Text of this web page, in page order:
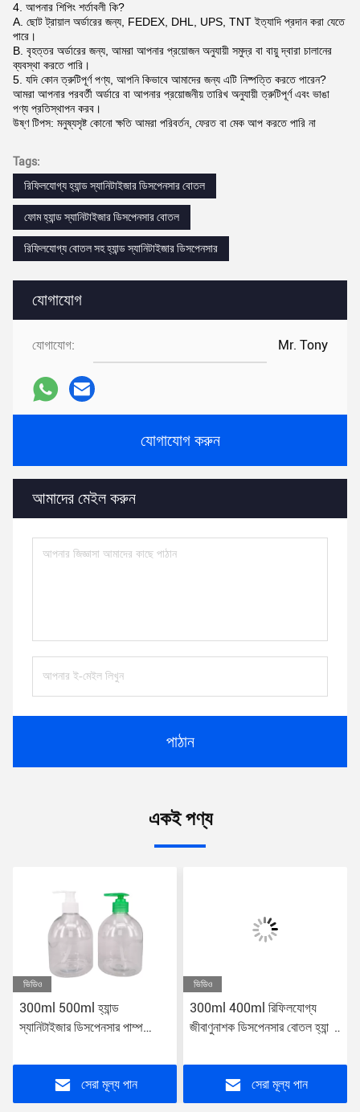
যোগাযোগ
যোগাযোগ: Mr. Tony
যোগাযোগ করুন
আমাদের মেইল ​​করুন
পাঠান
4. আপনার শিপিং শর্তাবলী কি?
A. ছোট ট্রায়াল অর্ডারের জন্য, FEDEX, DHL, UPS, TNT ইত্যাদি প্রদান করা যেতে
পারে।
B. বৃহত্তর অর্ডারের জন্য, আমরা আপনার প্রয়োজন অনুযায়ী সমুদ্র বা বায়ু দ্বারা চালানের
ব্যবস্থা করতে পারি।
5. যদি কোন ত্রুটিপূর্ণ পণ্য, আপনি কিভাবে আমাদের জন্য এটি নিষ্পত্তি করতে পারেন?
আমরা আপনার পরবর্তী অর্ডারে বা আপনার প্রয়োজনীয় তারিখ অনুযায়ী ত্রুটিপূর্ণ এবং ভাঙা
পণ্য প্রতিস্থাপন করব।
উষ্ণ টিপস: মনুষ্যসৃষ্ট কোনো ক্ষতি আমরা পরিবর্তন, ফেরত বা মেক আপ করতে পারি না
Tags:
রিফিলযোগ্য হ্যান্ড স্যানিটাইজার ডিসপেনসার বোতল
ফোম হ্যান্ড স্যানিটাইজার ডিসপেনসার বোতল
রিফিলযোগ্য বোতল সহ হ্যান্ড স্যানিটাইজার ডিসপেনসার
একই পণ্য
ভিডিও
300ml 500ml হ্যান্ড
স্যানিটাইজার ডিসপেনসার পাম্প
রিফিলযোগ্য
সেরা মূল্য পান
ভিডিও
300ml 400ml রিফিলযোগ্য
জীবাণুনাশক ডিসপেনসার বোতল হ্যান্ড
সেরা মূল্য পান